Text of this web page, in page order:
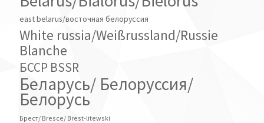
east belarus/восточная белоруссия
White russia/Weißrussland/Russie
Blanche
БССР BSSR
Беларусь/ Белоруссия/
Белорусь
Брест/ Bresce/ Brest-litewski